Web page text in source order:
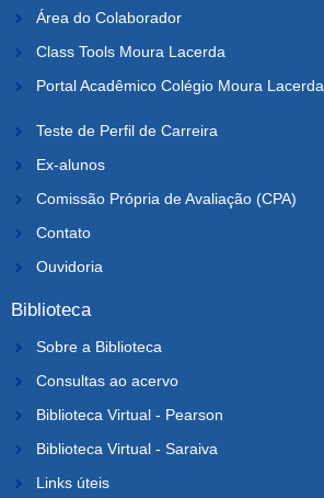
Área do Colaborador
Class Tools Moura Lacerda
Portal Acadêmico Colégio Moura Lacerda
Teste de Perfil de Carreira
Ex-alunos
Comissão Própria de Avaliação (CPA)
Contato
Ouvidoria
Biblioteca
Sobre a Biblioteca
Consultas ao acervo
Biblioteca Virtual - Pearson
Biblioteca Virtual - Saraiva
Links úteis